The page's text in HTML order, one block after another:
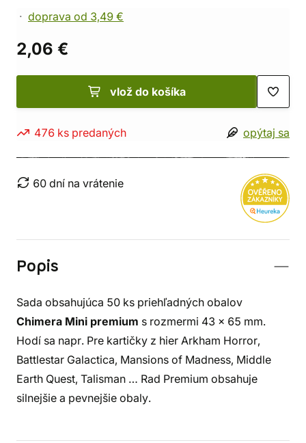
doprava od 3,49 €
2,06 €
vlož do košíka
476 ks predaných opýtaj sa
60 dní na vrátenie
Popis
Sada obsahujúca 50 ks priehľadných obalov
Chimera Mini premium s rozmermi 43 x 65 mm.
Hodí sa napr. Pre kartičky z hier Arkham Horror,
Battlestar Galactica, Mansions of Madness, Middle
Earth Quest, Talisman … Rad Premium obsahuje
silnejšie a pevnejšie obaly.